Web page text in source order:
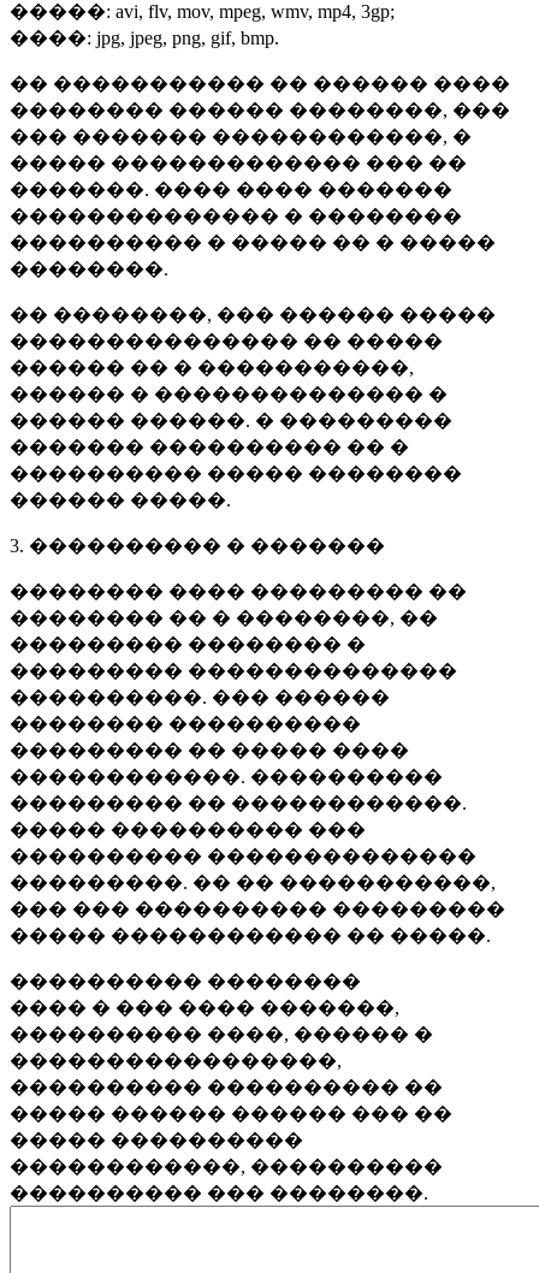
�����: avi, flv, mov, mpeg, wmv, mp4, 3gp;
����: jpg, jpeg, png, gif, bmp.
�� ����������� �� ������ ����
�������� ������ ��������, ���
��� ������� ������������, �
����� ������������� ��� ��
�������. ���� ���� �������
�������������� � ��������
���������� � ����� �� � �����
��������.
�� ��������, ��� ������ �����
��������������� �� �����
������ �� � �����������,
������ � �������������� �
������ ������. � ���������
������� ���������� �� �
���������� ����� ��������
������ �����.
3. ���������� � �������
�������� ���� ��������� ��
�������� �� � ��������, ��
��������� �������� �
��������� ��������������
����������. ��� ������
�������� ����������
��������� �� ����� ����
������������. ����������
��������� �� ������������.
����� ���������� ���
���������� ��������������
���������. �� �� �����������,
��� ��� ���������� ���������
����� ������������ �� �����.
���������� ��������
���� � ��� ���� �������,
���������� ����, ������ �
�����������������,
���������� ���������� ��
����� ������ ������ ��� ��
����� ����������
������������, ����������
���������� ��� ��������.